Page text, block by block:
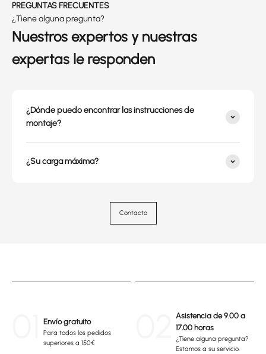
PREGUNTAS FRECUENTES
¿Tiene alguna pregunta?
Nuestros expertos y nuestras
expertas le responden
¿Dónde puedo encontrar las instrucciones de
montaje?
¿Su carga máxima?
Contacto
Envío gratuito
Para todos los pedidos
superiores a 150€
Asistencia de 9.00 a
17.00 horas
¿Tiene alguna pregunta?
Estamos a su servicio.